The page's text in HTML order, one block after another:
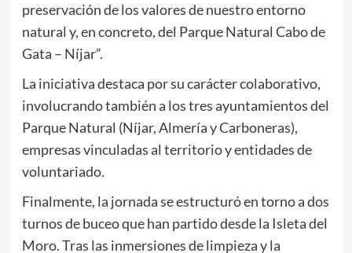
preservación de los valores de nuestro entorno
natural y, en concreto, del Parque Natural Cabo de
Gata – Níjar”.
La iniciativa destaca por su carácter colaborativo,
involucrando también a los tres ayuntamientos del
Parque Natural (Níjar, Almería y Carboneras),
empresas vinculadas al territorio y entidades de
voluntariado.
Finalmente, la jornada se estructuró en torno a dos
turnos de buceo que han partido desde la Isleta del
Moro. Tras las inmersiones de limpieza y la